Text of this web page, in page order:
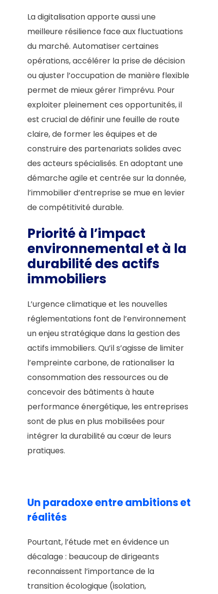
La digitalisation apporte aussi une
meilleure résilience face aux fluctuations
du marché. Automatiser certaines
opérations, accélérer la prise de décision
ou ajuster l’occupation de manière flexible
permet de mieux gérer l’imprévu. Pour
exploiter pleinement ces opportunités, il
est crucial de définir une feuille de route
claire, de former les équipes et de
construire des partenariats solides avec
des acteurs spécialisés. En adoptant une
démarche agile et centrée sur la donnée,
l’immobilier d’entreprise se mue en levier
de compétitivité durable.
Priorité à l’impact
environnemental et à la
durabilité des actifs
immobiliers
L’urgence climatique et les nouvelles
réglementations font de l’environnement
un enjeu stratégique dans la gestion des
actifs immobiliers. Qu’il s’agisse de limiter
l’empreinte carbone, de rationaliser la
consommation des ressources ou de
concevoir des bâtiments à haute
performance énergétique, les entreprises
sont de plus en plus mobilisées pour
intégrer la durabilité au cœur de leurs
pratiques.
Un paradoxe entre ambitions et
réalités
Pourtant, l’étude met en évidence un
décalage : beaucoup de dirigeants
reconnaissent l’importance de la
transition écologique (isolation,